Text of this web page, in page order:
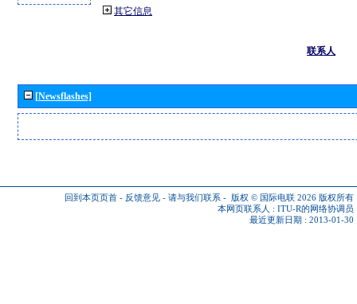
其它信息
联系人
[Newsflashes]
回到本页页首 - 反馈意见 - 请与我们联系 - 版权 © 国际电联 2026 版权所有
本网页联系人 : ITU-R的网络协调员
最近更新日期 : 2013-01-30